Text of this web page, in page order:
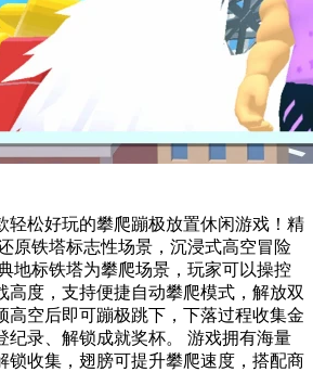
轻松好玩的攀爬蹦极放置休闲游戏！精
原铁塔标志性场景，沉浸式高空冒险
地标铁塔为攀爬场景，玩家可以操控
高度，支持便捷自动攀爬模式，解放双
高空后即可蹦极跳下，下落过程收集金
纪录、解锁成就奖杯。 游戏拥有海量
锁收集，翅膀可提升攀爬速度，搭配商